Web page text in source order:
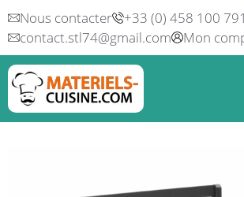
Aller
au
contenu
Nous contacter
+33 (0) 458 100 791
contact.stl74@gmail.com
Mon